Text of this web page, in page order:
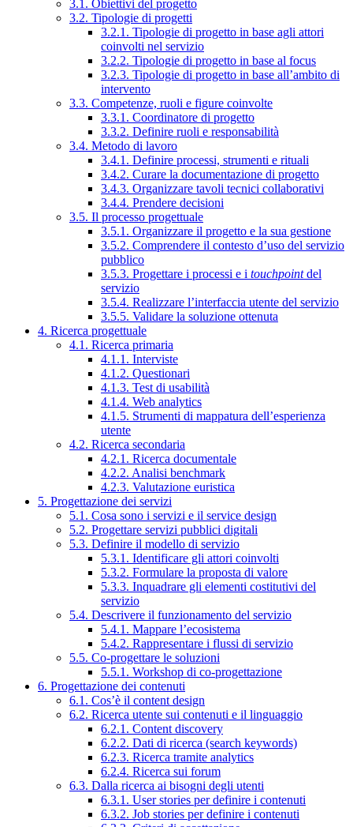
3.1. Obiettivi del progetto
3.2. Tipologie di progetti
3.2.1. Tipologie di progetto in base agli attori
coinvolti nel servizio
3.2.2. Tipologie di progetto in base al focus
3.2.3. Tipologie di progetto in base all’ambito di
intervento
3.3. Competenze, ruoli e figure coinvolte
3.3.1. Coordinatore di progetto
3.3.2. Definire ruoli e responsabilità
3.4. Metodo di lavoro
3.4.1. Definire processi, strumenti e rituali
3.4.2. Curare la documentazione di progetto
3.4.3. Organizzare tavoli tecnici collaborativi
3.4.4. Prendere decisioni
3.5. Il processo progettuale
3.5.1. Organizzare il progetto e la sua gestione
3.5.2. Comprendere il contesto d’uso del servizio
pubblico
3.5.3. Progettare i processi e i touchpointdel
servizio
3.5.4. Realizzare l’interfaccia utente del servizio
3.5.5. Validare la soluzione ottenuta
4. Ricerca progettuale
4.1. Ricerca primaria
4.1.1. Interviste
4.1.2. Questionari
4.1.3. Test di usabilità
4.1.4. Web analytics
4.1.5. Strumenti di mappatura dell’esperienza
utente
4.2. Ricerca secondaria
4.2.1. Ricerca documentale
4.2.2. Analisi benchmark
4.2.3. Valutazione euristica
5. Progettazione dei servizi
5.1. Cosa sono i servizi e il service design
5.2. Progettare servizi pubblici digitali
5.3. Definire il modello di servizio
5.3.1. Identificare gli attori coinvolti
5.3.2. Formulare la proposta di valore
5.3.3. Inquadrare gli elementi costitutivi del
servizio
5.4. Descrivere il funzionamento del servizio
5.4.1. Mappare l’ecosistema
5.4.2. Rappresentare i flussi di servizio
5.5. Co-progettare le soluzioni
5.5.1. Workshop di co-progettazione
6. Progettazione dei contenuti
6.1. Cos’è il content design
6.2. Ricerca utente sui contenuti e il linguaggio
6.2.1. Content discovery
6.2.2. Dati di ricerca (search keywords)
6.2.3. Ricerca tramite analytics
6.2.4. Ricerca sui forum
6.3. Dalla ricerca ai bisogni degli utenti
6.3.1. User stories per definire i contenuti
6.3.2. Job stories per definire i contenuti